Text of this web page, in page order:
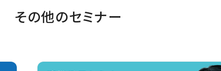
その他のセミナー